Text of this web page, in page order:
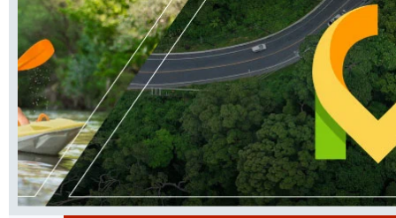
КНИЖНАЯ ПОЛКА ПРОГНОЗЫ НА СПОРТ
ПРЕСС-ЦЕНТР НЕДВИЖИМОСТЬ
КОЛЛЕКЦИИ КП РЕКЛАМА ОБЪЯВЛЕНИЯ